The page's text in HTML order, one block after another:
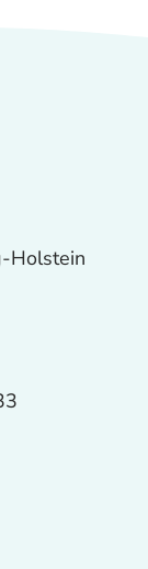
Holstein